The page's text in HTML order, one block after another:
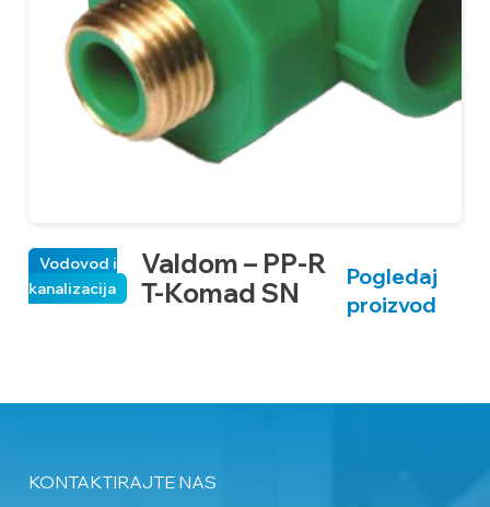
Valdom – PP-R
T-Komad SN
Vodovod i
kanalizacija
Pogledaj
proizvod
KONTAKTIRAJTE NAS